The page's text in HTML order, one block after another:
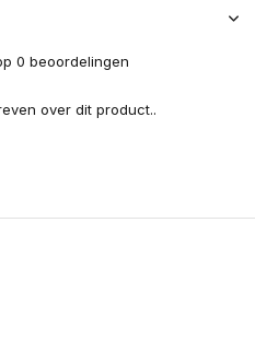
0 beoordelingen
over dit product..